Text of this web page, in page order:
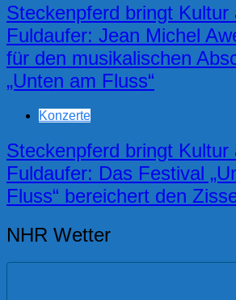
Steckenpferd bringt Kultur
Fuldaufer: Jean Michel
für den musikalischen
„Unten am Fluss“
Konzerte
Steckenpferd bringt Kultur
Fuldaufer: Das Festival
Fluss“ bereichert den
NHR Wetter